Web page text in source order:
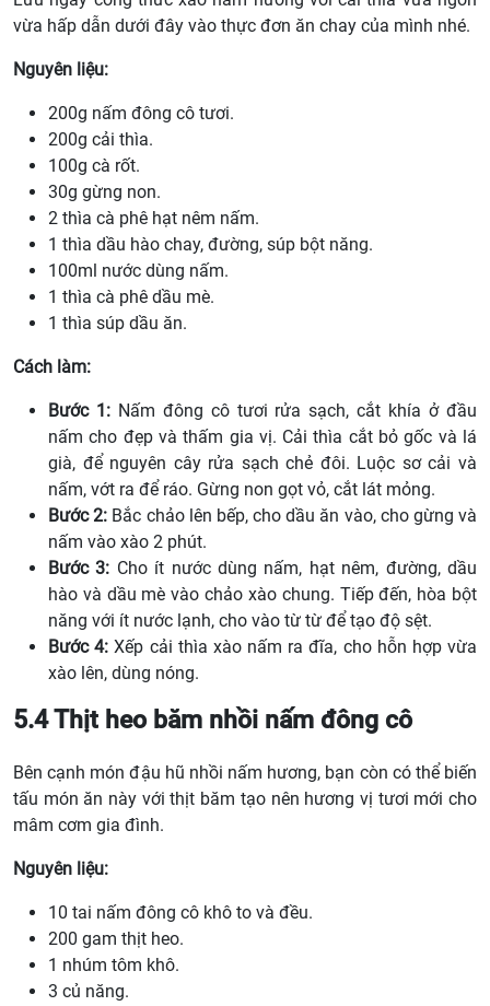
vừa hấp dẫn dưới đây vào thực đơn ăn chay của mình nhé.
Nguyên liệu:
200g nấm đông cô tươi.
200g cải thìa.
100g cà rốt.
30g gừng non.
2 thìa cà phê hạt nêm nấm.
1 thìa dầu hào chay, đường, súp bột năng.
100ml nước dùng nấm.
1 thìa cà phê dầu mè.
1 thìa súp dầu ăn.
Cách làm:
Bước 1: Nấm đông cô tươi rửa sạch, cắt khía ở đầu
nấm cho đẹp và thấm gia vị. Cải thìa cắt bỏ gốc và lá
già, để nguyên cây rửa sạch chẻ đôi. Luộc sơcảivà
nấm, vớt ra để ráo. Gừng non gọt vỏ, cắt lát mỏng.
Bước 2: Bắc chảo lên bếp, cho dầu ăn vào, cho gừng và
nấm vào xào 2 phút.
Bước 3: Cho ít nước dùng nấm, hạt nêm, đường, dầu
hào và dầu mè vào chảo xào chung. Tiếp đến, hòa bột
năng với ít nước lạnh, cho vào từ từ để tạo độ sệt.
Bước 4:Xếp cải thìa xào nấm ra đĩa, cho hỗn hợp vừa
xào lên, dùng nóng.
5.4 Thịt heo băm nhồi nấm đông cô
Bên cạnh món đậu hũ nhồi nấm hương, bạn còn có thể biến
tấu món ăn này với thịt băm tạo nên hương vị tươi mới cho
mâm cơm gia đình.
Nguyên liệu:
10 tai nấm đông cô khô to và đều.
200 gam thịt heo.
1 nhúm tôm khô.
3 củ năng.